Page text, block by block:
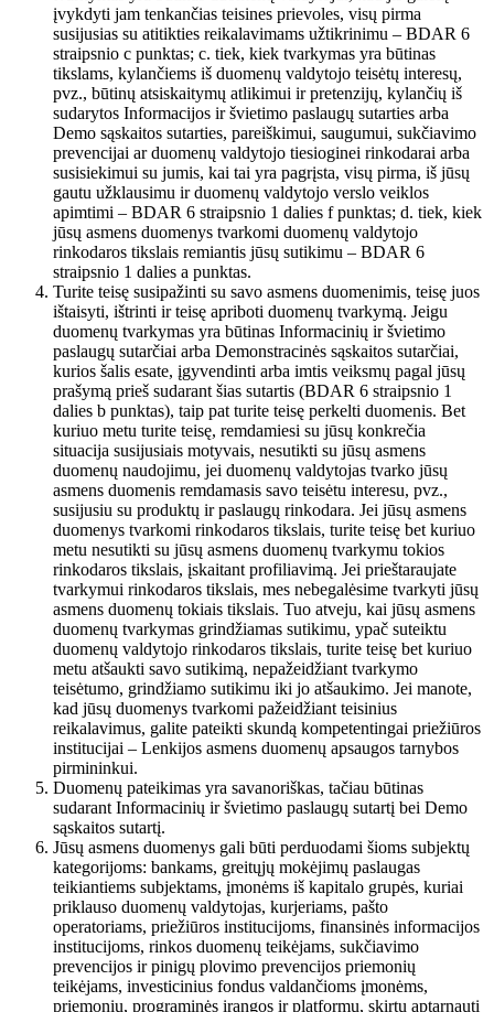
įvykdyti jam tenkančias teisines prievoles, visų pirma
susijusias su atitikties reikalavimams užtikrinimu – BDAR 6
straipsnio c punktas; c. tiek, kiek tvarkymas yra būtinas
tikslams, kylančiems iš duomenų valdytojo teisėtų interesų,
pvz., būtinų atsiskaitymų atlikimui ir pretenzijų, kylančių iš
sudarytos Informacijos ir švietimo paslaugų sutarties arba
Demo sąskaitos sutarties, pareiškimui, saugumui, sukčiavimo
prevencijai ar duomenų valdytojo tiesioginei rinkodarai arba
susisiekimui su jumis, kai tai yra pagrįsta, visų pirma, iš jūsų
gautu užklausimu ir duomenų valdytojo verslo veiklos
apimtimi – BDAR 6 straipsnio 1 dalies f punktas; d. tiek, kiek
jūsų asmens duomenys tvarkomi duomenų valdytojo
rinkodaros tikslais remiantis jūsų sutikimu – BDAR 6
straipsnio 1 dalies a punktas.
Turite teisę susipažinti su savo asmens duomenimis, teisę juos
ištaisyti, ištrinti ir teisę apriboti duomenų tvarkymą. Jeigu
duomenų tvarkymas yra būtinas Informacinių ir švietimo
paslaugų sutarčiai arba Demonstracinės sąskaitos sutarčiai,
kurios šalis esate, įgyvendinti arba imtis veiksmų pagal jūsų
prašymą prieš sudarant šias sutartis (BDAR 6 straipsnio 1
dalies b punktas), taip pat turite teisę perkelti duomenis. Bet
kuriuo metu turite teisę, remdamiesi su jūsų konkrečia
situacija susijusiais motyvais, nesutikti su jūsų asmens
duomenų naudojimu, jei duomenų valdytojas tvarko jūsų
asmens duomenis remdamasis savo teisėtu interesu, pvz.,
susijusiu su produktų ir paslaugų rinkodara. Jei jūsų asmens
duomenys tvarkomi rinkodaros tikslais, turite teisę bet kuriuo
metu nesutikti su jūsų asmens duomenų tvarkymu tokios
rinkodaros tikslais, įskaitant profiliavimą. Jei prieštaraujate
tvarkymui rinkodaros tikslais, mes nebegalėsime tvarkyti jūsų
asmens duomenų tokiais tikslais. Tuo atveju, kai jūsų asmens
duomenų tvarkymas grindžiamas sutikimu, ypač suteiktu
duomenų valdytojo rinkodaros tikslais, turite teisę bet kuriuo
metu atšaukti savo sutikimą, nepažeidžiant tvarkymo
teisėtumo, grindžiamo sutikimu iki jo atšaukimo. Jei manote,
kad jūsų duomenys tvarkomi pažeidžiant teisinius
reikalavimus, galite pateikti skundą kompetentingai priežiūros
institucijai – Lenkijos asmens duomenų apsaugos tarnybos
pirmininkui.
Duomenų pateikimas yra savanoriškas, tačiau būtinas
sudarant Informacinių ir švietimo paslaugų sutartį bei Demo
sąskaitos sutartį.
Jūsų asmens duomenys gali būti perduodami šioms subjektų
kategorijoms: bankams, greitųjų mokėjimų paslaugas
teikiantiems subjektams, įmonėms iš kapitalo grupės, kuriai
priklauso duomenų valdytojas, kurjeriams, pašto
operatoriams, priežiūros institucijoms, finansinės informacijos
institucijoms, rinkos duomenų teikėjams, sukčiavimo
prevencijos ir pinigų plovimo prevencijos priemonių
teikėjams, investicinius fondus valdančioms įmonėms,
priemonių, programinės įrangos ir platformų, skirtų aptarnauti